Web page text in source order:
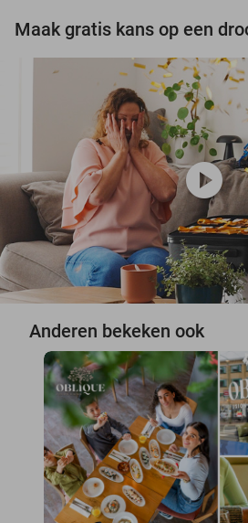
play_circle
Anderen bekeken ook